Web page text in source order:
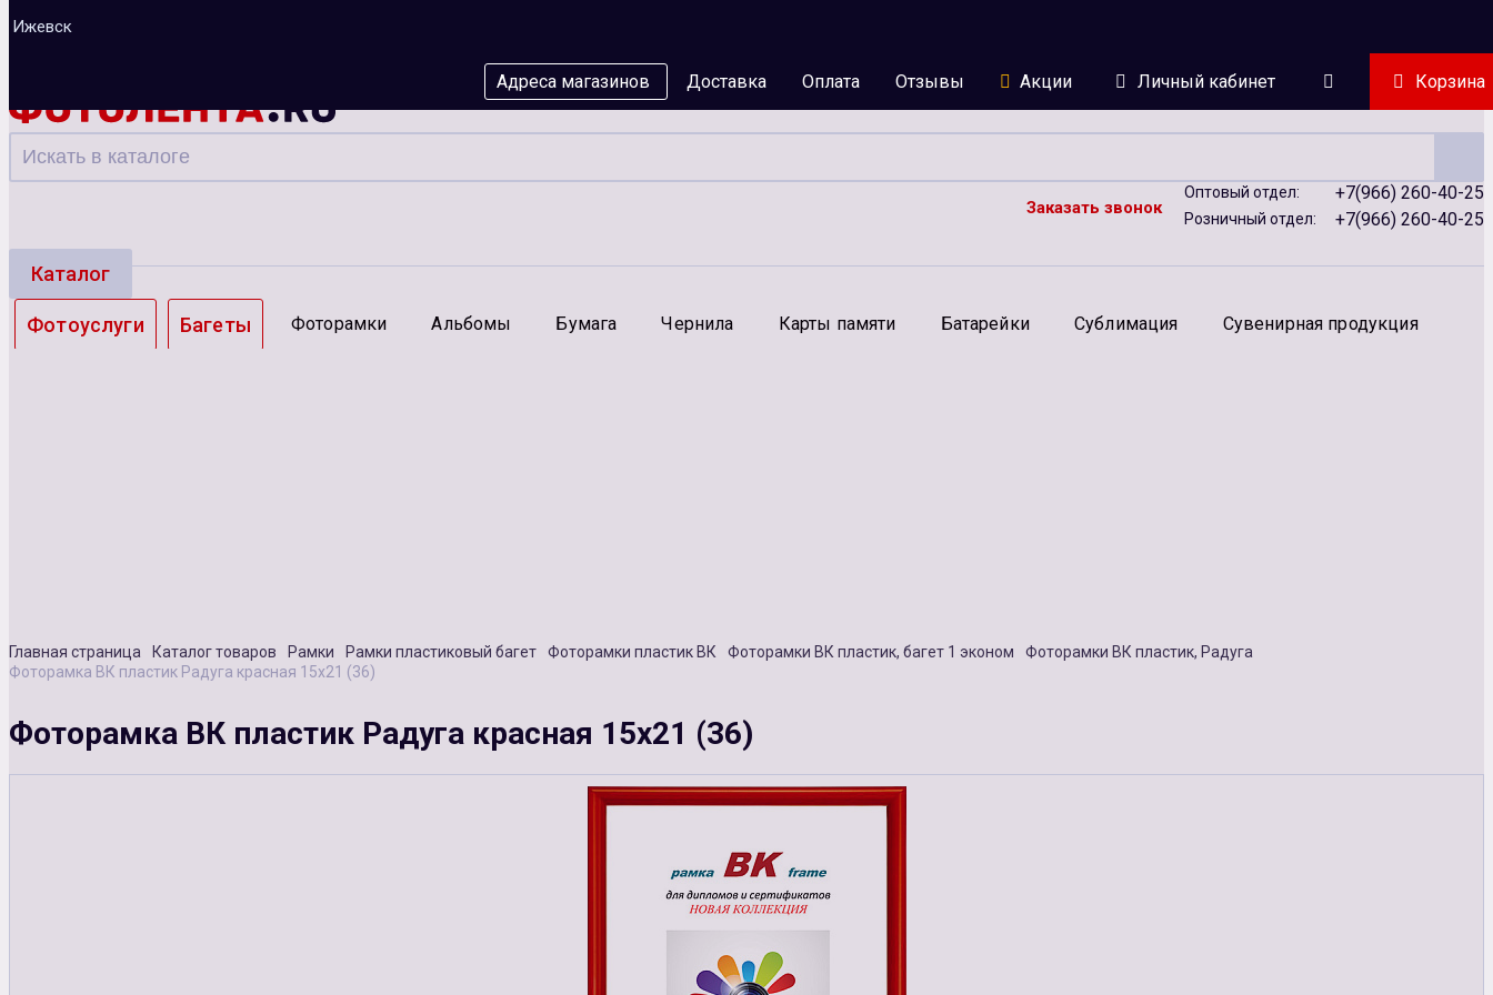
Ижевск
Адреса магазинов Доставка Оплата Отзывы Акции Личный кабинет Корзина
Заказать звонок
Оптовый отдел: +7(966) 260-40-25
Розничный отдел: +7(966) 260-40-25
Каталог
Фотоуслуги Багеты Фоторамки Альбомы Бумага Чернила Карты памяти Батарейки Сублимация Сувенирная продукция
Главная страница Каталог товаров Рамки Рамки пластиковый багет Фоторамки пластик ВК Фоторамки ВК пластик, багет 1 эконом
Фоторамки ВК пластик, Радуга
Фоторамка ВК пластик Радуга красная 15х21 (36)
Фоторамка ВК пластик Радуга красная 15х21 (36)